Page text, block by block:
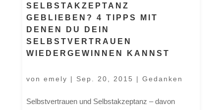
SELBSTAKZEPTANZ
GEBLIEBEN? 4 TIPPS MIT
DENEN DU DEIN
SELBSTVERTRAUEN
WIEDERGEWINNEN KANNST
von emely | Sep. 20, 2015 | Gedanken
Selbstvertrauen und Selbstakzeptanz – davon